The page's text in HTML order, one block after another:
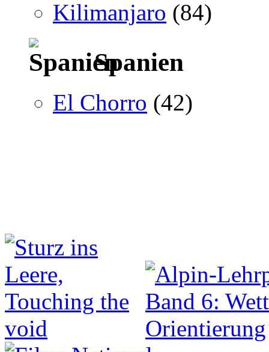
Kilimanjaro (84)
Spanien
El Chorro (42)